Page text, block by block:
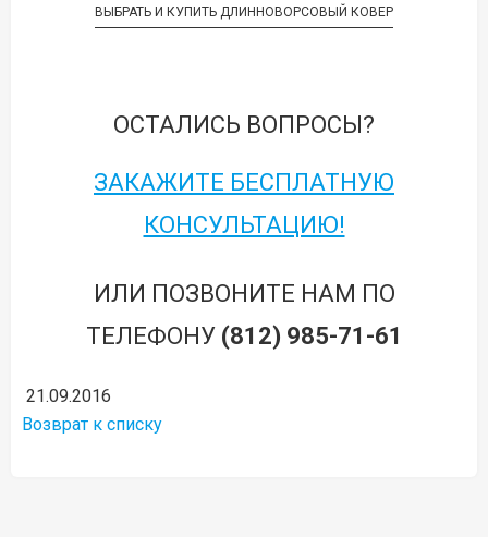
ВЫБРАТЬ И КУПИТЬ ДЛИННОВОРСОВЫЙ КОВЕР
ОСТАЛИСЬ ВОПРОСЫ?
ЗАКАЖИТЕ БЕСПЛАТНУЮ
КОНСУЛЬТАЦИЮ!
ИЛИ ПОЗВОНИТЕ НАМ ПО
ТЕЛЕФОНУ (812) 985-71-61
21.09.2016
Возврат к списку